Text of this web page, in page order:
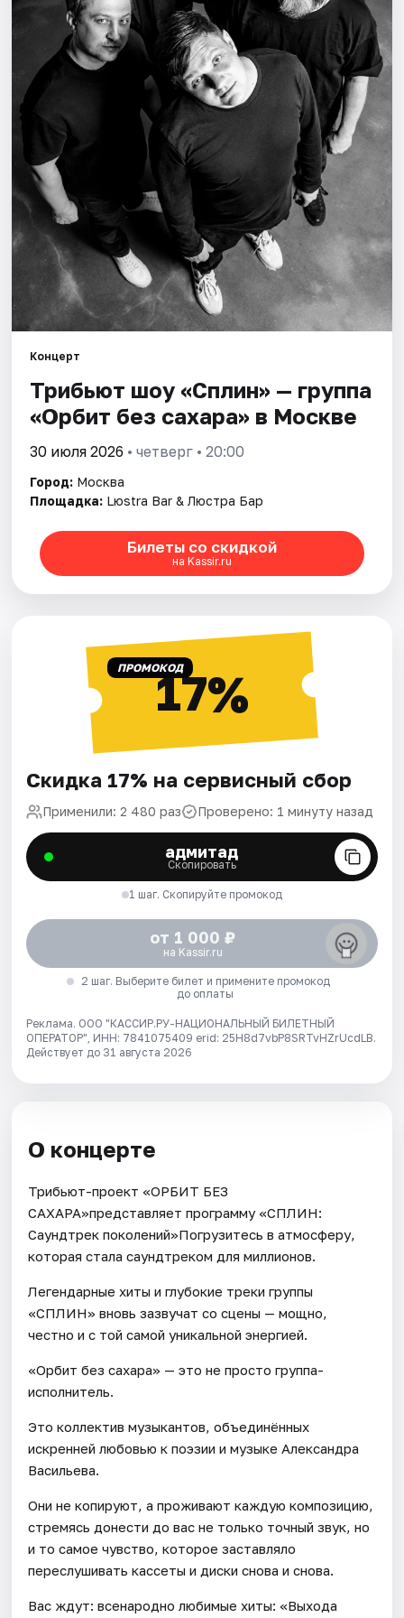
Города
Площадки
Артисты
Рейтинги
Концерт
Трибьют шоу «Сплин» — группа
«Орбит без сахара» в Москве
30 июля 2026 • четверг • 20:00
Город: Москва
Площадка: Lюstra Bar & Люстра Бар
Билеты со скидкой
на Kassir.ru
ПРОМОКОД17%
Скидка 17% на сервисный сбор
Применили: 2 480 раз Проверено: 1 минуту назад
адмитад
Скопировать
1 шаг. Скопируйте промокод
от 1 000 ₽
на Kassir.ru
2 шаг. Выберите билет и примените промокод
до оплаты
Реклама. ООО "КАССИР.РУ-НАЦИОНАЛЬНЫЙ БИЛЕТНЫЙ
ОПЕРАТОР", ИНН: 7841075409 erid: 25H8d7vbP8SRTvHZrUcdLB.
Действует до 31 августа 2026
О концерте
Трибьют-проект «ОРБИТ БЕЗ
САХАРА»представляет программу «СПЛИН:
Саундтрек поколений»Погрузитесь в атмосферу,
которая стала саундтреком для миллионов.
Легендарные хиты и глубокие треки группы
«СПЛИН» вновь зазвучат со сцены — мощно,
честно и с той самой уникальной энергией.
«Орбит без сахара» — это не просто группа-
исполнитель.
Это коллектив музыкантов, объединённых
искренней любовью к поэзии и музыке Александра
Васильева.
Они не копируют, а проживают каждую композицию,
стремясь донести до вас не только точный звук, но
и то самое чувство, которое заставляло
переслушивать кассеты и диски снова и снова.
Вас ждут: всенародно любимые хиты: «Выхода